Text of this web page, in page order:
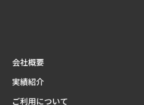
会社概要
実績紹介
ご利用について